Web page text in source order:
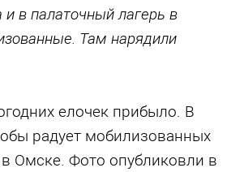
в палаточный лагерь в
Там нарядили
елочек прибыло. В
радует мобилизованных
Омске. Фото опубликовли в